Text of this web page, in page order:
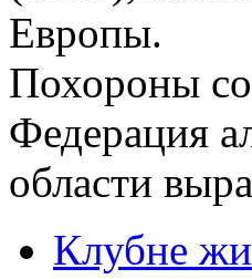
Европы.
Похороны
Федерация
области
Клубне